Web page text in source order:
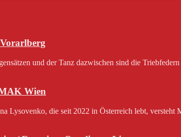
und der Tanz dazwischen sind die
Wien
Lysovenko, die seit 2022 in Österreich lebt,